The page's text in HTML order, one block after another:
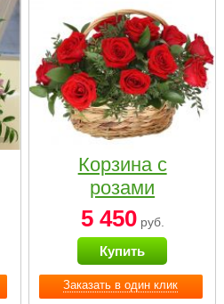
Заказать в один клик
Корзина с
розами
«Красный
Париж»
5 450руб.
Купить